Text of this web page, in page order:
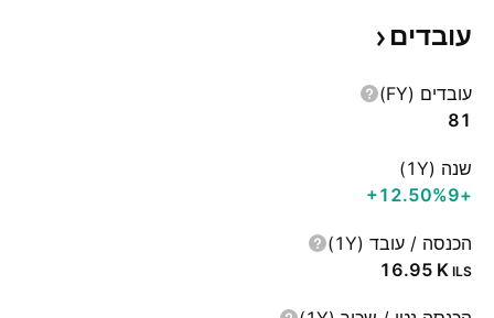
עובדים
עובדים (FY)
81
שנה (1Y)
+9
‪+12.50%‬
הכנסה / עובד (1Y)
‪16.95 K‬ ILS